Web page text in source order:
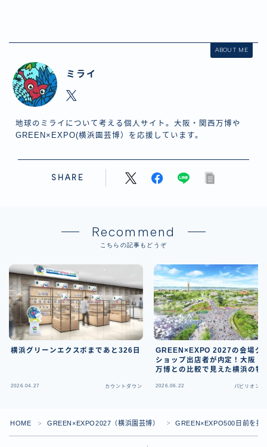
ABOUT ME
ミライ
地球のミライについて考える個人サイト。大阪・関西万博や
GREEN×EXPO(横浜園芸博）を応援しています。
SHARE
Recommend
こちらの記事もどうぞ
横浜グリーンエクスポまであと326日
2026.04.27 カウントダウン
GREEN×EXPO 2027の会場グ
ショップ出店者が内定！大阪・
万博との比較で見えた横浜の特
2026.06.22 パビリオン・
HOME ＞ GREEN×EXPO2027（横浜園芸博） ＞ GREEN×EXPO500日前を振